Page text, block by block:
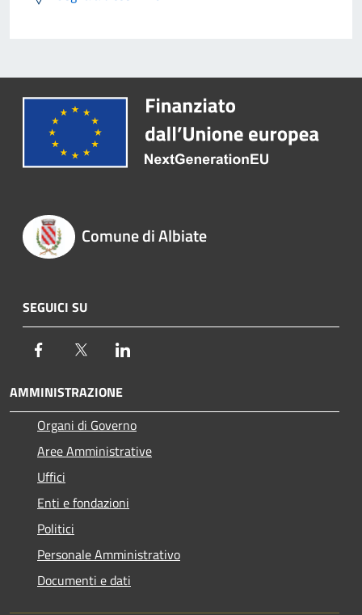
Comune di Albiate
SEGUICI SU
Facebook Twitter
AMMINISTRAZIONE
Organi di Governo
Aree Amministrative
Uffici
Enti e fondazioni
Politici
Personale Amministrativo
Documenti e dati